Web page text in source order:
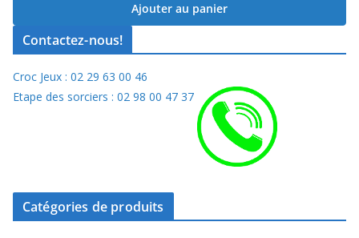
Ajouter au panier
Contactez-nous!
Croc Jeux : 02 29 63 00 46
Etape des sorciers : 02 98 00 47 37
Catégories de produits